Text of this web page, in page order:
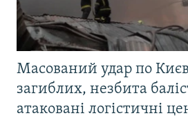
Масований удар по
загиблих, незбита
атаковані логістичні